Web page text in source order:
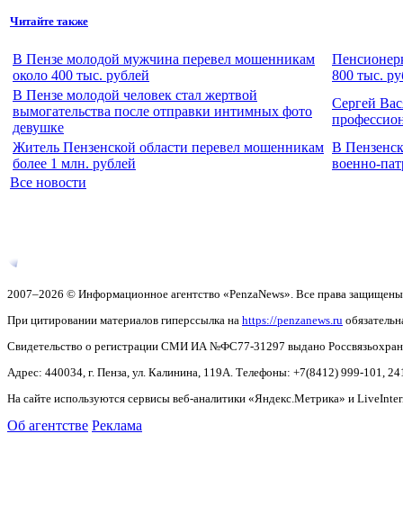
Читайте также
В Пензе молодой мужчина перевел мошенникам
около 400 тыс. рублей
800 тыс.
В Пензе молодой человек стал жертвой
вымогательства после отправки интимных фото
девушке
Сергей
Житель Пензенской области перевел мошенникам
более 1 млн. рублей
В
военно-
Все новости
2007–2026 © Информационное агентство «PenzaNews». Все права
При цитировании материалов гиперссылка на https://penzanews.ru
Свидетельство о регистрации СМИ ИА №ФС77-31297 выдано
Адрес: 440034, г. Пенза, ул. Калинина, 119А. Телефоны: +7(8412) 999-101,
На сайте используются сервисы веб-аналитики «Яндекс.Метрика» и
Об агентстве Реклама